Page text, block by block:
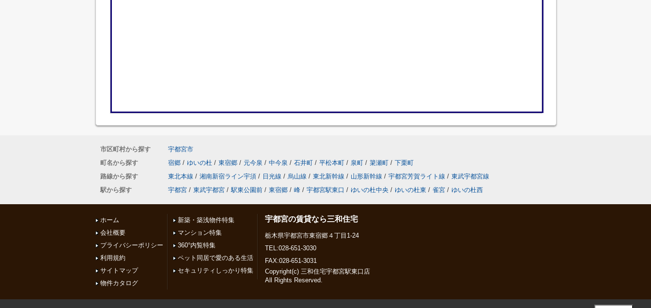
市区町村から探す
宇都宮市
町名から探す
宿郷 / ゆいの杜 / 東宿郷 / 元今泉 / 中今泉 / 石井町 / 平松本町 / 泉町 / 簗瀬町 / 下栗町
路線から探す
東北本線 / 湘南新宿ライン宇須 / 日光線 / 烏山線 / 東北新幹線 / 山形新幹線 / 宇都宮芳賀ライト線 / 東武宇都宮線
駅から探す
宇都宮 / 東武宇都宮 / 駅東公園前 / 東宿郷 / 峰 / 宇都宮駅東口 / ゆいの杜中央 / ゆいの杜東 / 雀宮 / ゆいの杜西
ホーム
会社概要
プライバシーポリシー
利用規約
サイトマップ
物件カタログ
新築・築浅物件特集
マンション特集
360°内覧特集
ペット同居で愛のある生活
セキュリティしっかり特集
宇都宮の賃貸なら三和住宅
栃木県宇都宮市東宿郷４丁目1-24
TEL:028-651-3030
FAX:028-651-3031
Copyright(c) 三和住宅宇都宮駅東口店
All Rights Reserved.